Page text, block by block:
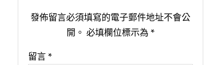
發佈留言必須填寫的電子郵件地址不會公
開。 必填欄位標示為 *
留言 *